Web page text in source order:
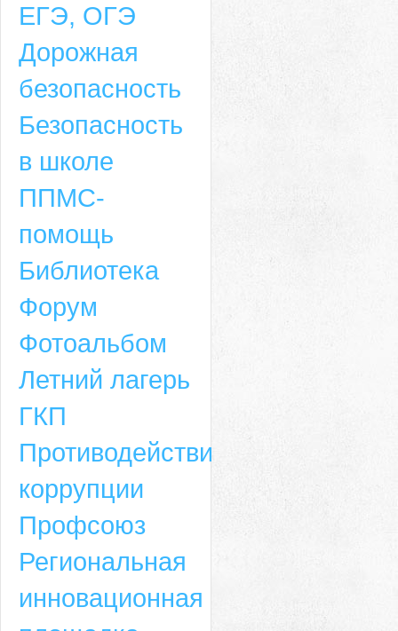
Адрес
6-49, электронный адрес: aja_70@mail.ru
ЕГЭ, ОГЭ
Дорожная
безопасность
Безопасность
в школе
ППМС-
помощь
Библиотека
Форум
Фотоальбом
Летний лагерь
ГКП
Противодействие
коррупции
Профсоюз
Региональная
инновационная